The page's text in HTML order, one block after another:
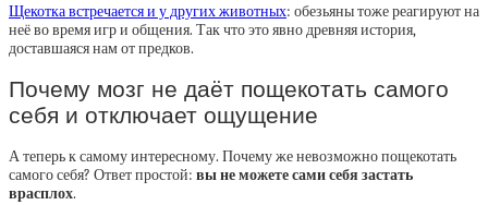
Щекотка встречается и у других животных: обезьяны тоже реагируют на
неё во время игр и общения. Так что это явно древняя история,
доставшаяся нам от предков.
Почему мозг не даёт пощекотать самого
себя и отключает ощущение
А теперь к самому интересному. Почему же невозможно пощекотать
самого себя? Ответ простой: вы не можете сами себя застать
врасплох.